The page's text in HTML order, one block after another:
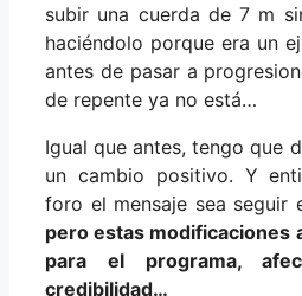
subir una cuerda de 7 m
haciéndolo porque era un
antes de pasar a
de repente ya no está…
Igual que antes, tengo que
un cambio positivo. Y
foro el mensaje sea seguir
pero estas modificaciones
para el programa,
credibilidad…